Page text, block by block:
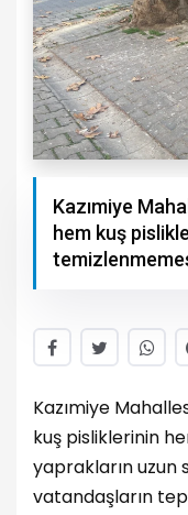
Kazımiye
hem kuş
Kazımiye
kuş pisliklerinin
yaprakların uzun
vatandaşların